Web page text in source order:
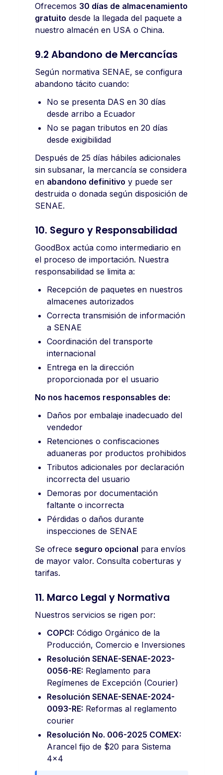
Ofrecemos 30 días de almacenamiento
gratuito desde la llegada del paquete a
nuestro almacén en USA o China.
9.2 Abandono de Mercancías
Según normativa SENAE, se configura
abandono tácito cuando:
No se presenta DAS en 30 días
desde arribo a Ecuador
No se pagan tributos en 20 días
desde exigibilidad
Después de 25 días hábiles adicionales
sin subsanar, la mercancía se considera
en abandono definitivo y puede ser
destruida o donada según disposición de
SENAE.
10. Seguro y Responsabilidad
GoodBox actúa como intermediario en
el proceso de importación. Nuestra
responsabilidad se limita a:
Recepción de paquetes en nuestros
almacenes autorizados
Correcta transmisión de información
a SENAE
Coordinación del transporte
internacional
Entrega en la dirección
proporcionada por el usuario
No nos hacemos responsables de:
Daños por embalaje inadecuado del
vendedor
Retenciones o confiscaciones
aduaneras por productos prohibidos
Tributos adicionales por declaración
incorrecta del usuario
Demoras por documentación
faltante o incorrecta
Pérdidas o daños durante
inspecciones de SENAE
Se ofreceseguro opcional para envíos
de mayor valor. Consulta coberturas y
tarifas.
11. Marco Legal y Normativa
Nuestros servicios se rigen por:
COPCI: Código Orgánico de la
Producción, Comercio e Inversiones
Resolución SENAE-SENAE-2023-
0056-RE: Reglamento para
Regímenes de Excepción (Courier)
Resolución SENAE-SENAE-2024-
0093-RE: Reformas al reglamento
courier
Resolución No. 006-2025 COMEX:
Arancel fijo de $20 para Sistema
4x4